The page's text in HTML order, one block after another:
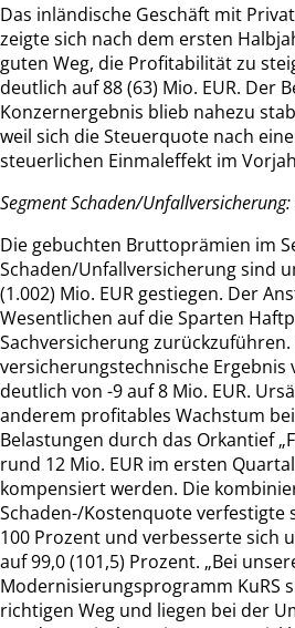
Das inländische Geschäft mit
zeigte sich nach dem ersten
guten Weg, die Profitabilität zu
deutlich auf 88 (63) Mio. EUR. Der
Konzernergebnis blieb nahezu
weil sich die Steuerquote nach
steuerlichen Einmaleffekt im
Segment Schaden/
Die gebuchten Bruttoprämien im
Schaden/Unfallversicherung sind
(1.002) Mio. EUR gestiegen. Der
Wesentlichen auf die Sparten
Sachversicherung zurückzuführen.
versicherungstechnische Ergebnis
deutlich von -9 auf 8 Mio. EUR.
anderem profitables Wachstum
Belastungen durch das Orkantief
rund 12 Mio. EUR im ersten
kompensiert werden. Die
Schaden-/Kostenquote verfestigte
100 Prozent und verbesserte sich
auf 99,0 (101,5) Prozent. „Bei
Modernisierungsprogramm KuRS
richtigen Weg und liegen bei der